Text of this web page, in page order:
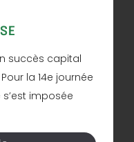
succès capital
la 14e journée
s’est imposée